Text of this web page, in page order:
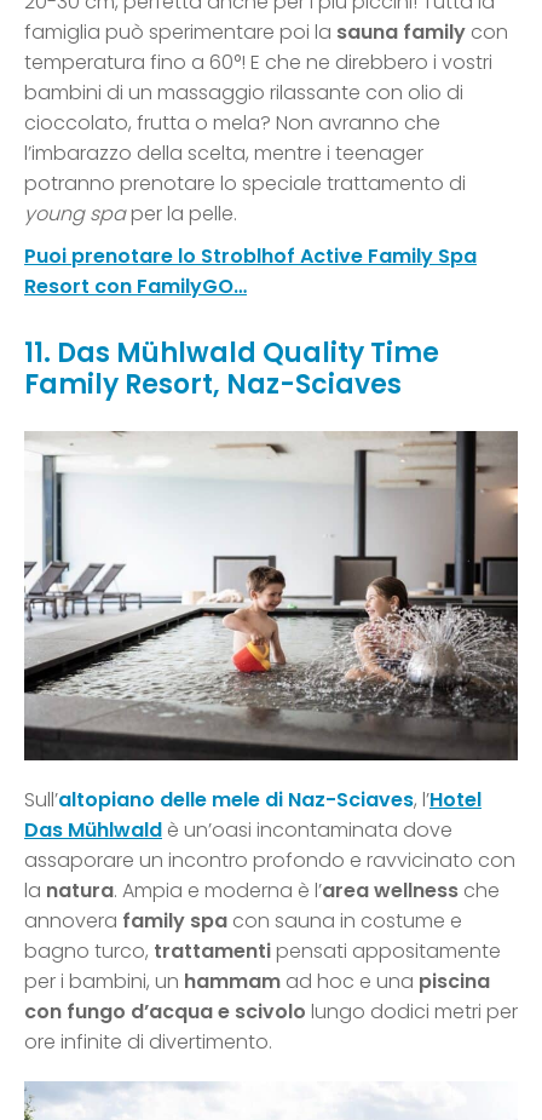
famiglia può sperimentare poi la sauna family con
temperatura fino a 60°! E che ne direbbero i vostri
bambini di un massaggio rilassante con olio di
cioccolato, frutta o mela? Non avranno che
l’imbarazzo della scelta, mentre i teenager
potranno prenotare lo speciale trattamento di
young spaper la pelle.
Puoi prenotare lo Stroblhof Active Family Spa
Resort con FamilyGO…
11. Das Mühlwald Quality Time
Family Resort, Naz-Sciaves
Sull’altopiano delle mele di Naz-Sciaves, l’Hotel
Das Mühlwald è un’oasi incontaminata dove
assaporare un incontro profondo e ravvicinato con
la natura. Ampia e moderna è l’area wellness che
annovera family spa con sauna in costume e
bagno turco, trattamentipensati appositamente
per i bambini, un hammam ad hoc e una piscina
con fungo d’acqua e scivolo lungo dodici metri per
ore infinite di divertimento.